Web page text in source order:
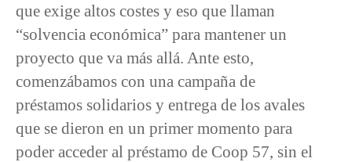
que exige altos costes y eso que llaman
“solvencia económica” para mantener un
proyecto que va más allá. Ante esto,
comenzábamos con una campaña de
préstamos solidarios y entrega de los avales
que se dieron en un primer momento para
poder acceder al préstamo de Coop 57, sin el